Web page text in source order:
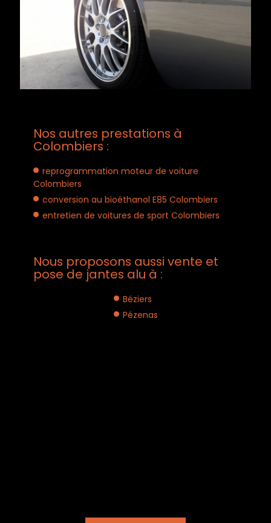
Nos autres prestations à
Colombiers :
reprogrammation moteur de voiture
Colombiers
conversion au bioéthanol E85 Colombiers
entretien de voitures de sport Colombiers
Nous proposons aussi vente et
pose de jantes alu à :
Béziers
Pézenas